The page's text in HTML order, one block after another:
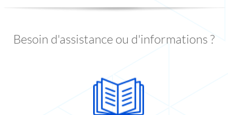
Besoin d'assistance ou d'informations ?